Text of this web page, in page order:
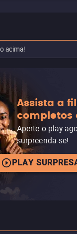
acima!
Assista a
completos
Aperte o play
surpreenda-se!
PLAY